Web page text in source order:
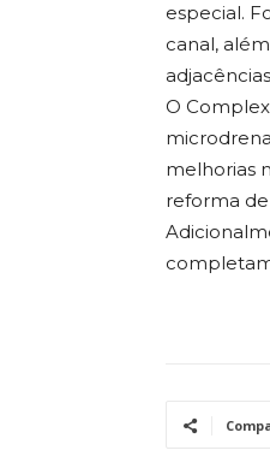
especial.
canal,
O
melhorias
reforma